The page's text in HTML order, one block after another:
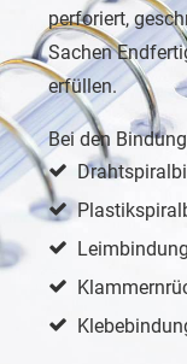
perforiert,
Sachen
erfüllen.
Bei den